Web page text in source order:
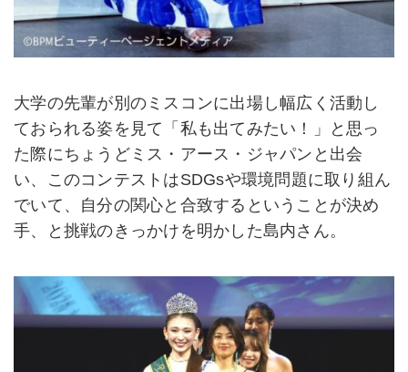
大学の先輩が別のミスコンに出場し幅広く活動し
ておられる姿を見て「私も出てみたい！」と思っ
た際にちょうどミス・アース・ジャパンと出会
い、このコンテストはSDGsや環境問題に取り組ん
でいて、自分の関心と合致するということが決め
手、と挑戦のきっかけを明かした島内さん。